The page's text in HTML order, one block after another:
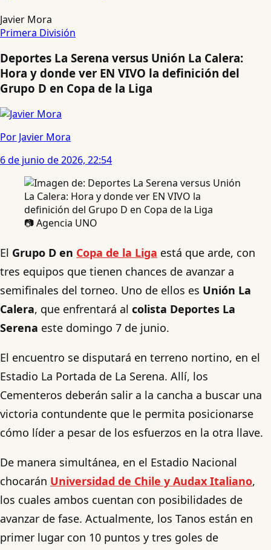
Javier Mora
Primera División
Deportes La Serena versus Unión La Calera:
Hora y donde ver EN VIVO la definición del
Grupo D en Copa de la Liga
Por Javier Mora
6 de junio de 2026, 22:54
📷 Agencia UNO
El Grupo D en Copa de la Liga está que arde, con
tres equipos que tienen chances de avanzar a
semifinales del torneo. Uno de ellos es Unión La
Calera, que enfrentará al colista Deportes La
Serena este domingo 7 de junio.
El encuentro se disputará en terreno nortino, en el
Estadio La Portada de La Serena. Allí, los
Cementeros deberán salir a la cancha a buscar una
victoria contundente que le permita posicionarse
cómo líder a pesar de los esfuerzos en la otra llave.
De manera simultánea, en el Estadio Nacional
chocarán Universidad de Chile y Audax Italiano,
los cuales ambos cuentan con posibilidades de
avanzar de fase. Actualmente, los Tanos están en
primer lugar con 10 puntos y tres goles de